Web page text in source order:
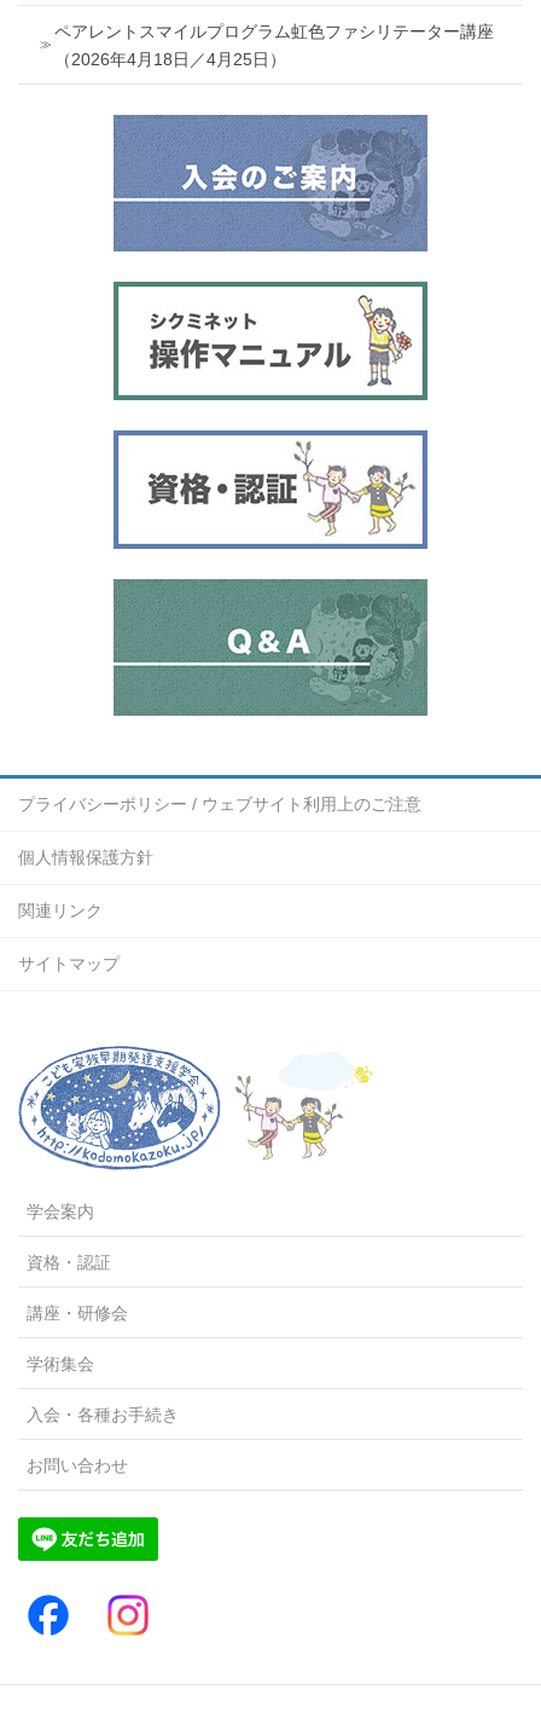
ペアレントスマイルプログラム虹色ファシリテーター講座
（2026年4月18日／4月25日）
プライバシーポリシー / ウェブサイト利用上のご注意
個人情報保護方針
関連リンク
サイトマップ
学会案内
資格・認証
講座・研修会
学術集会
入会・各種お手続き
お問い合わせ